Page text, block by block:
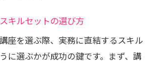
キルセットの選び方
座を選ぶ際、実務に直結するスキル
に選ぶかが成功の鍵です。まず、講